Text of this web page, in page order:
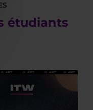
étudiants